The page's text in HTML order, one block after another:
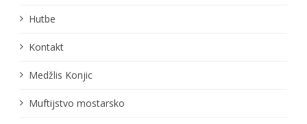
Hutbe
Kontakt
Medžlis Konjic
Muftijstvo mostarsko